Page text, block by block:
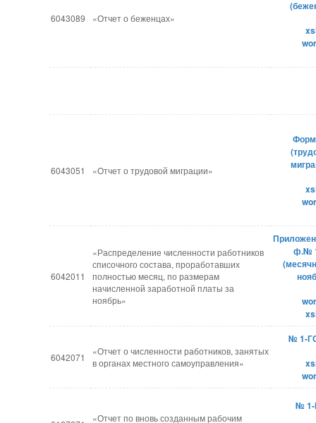
6043089 «Отчет о беженцах»
6043051 «Отчет о трудовой миграции»
6042011
«Распределение численности работников
списочного состава, проработавших
полностью месяц, по размерам
начисленной заработной платы за
ноябрь»
ф.№
6042071
«Отчет о численности работников, занятых
в органах местного самоуправления»
№ 1-
«Отчет по вновь созданным рабочим
№